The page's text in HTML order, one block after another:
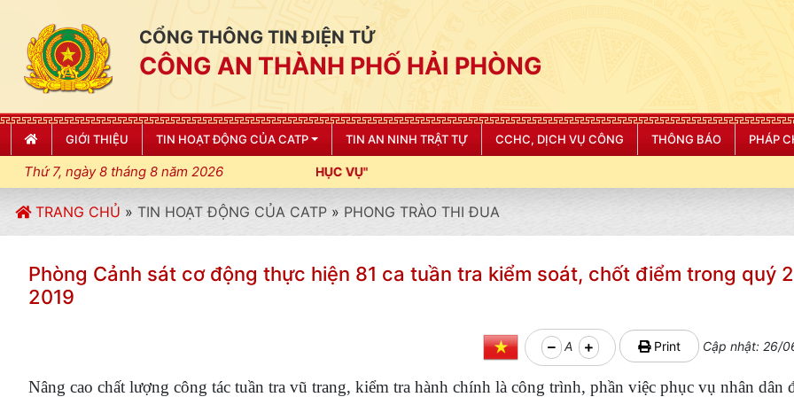
CỔNG THÔNG TIN ĐIỆN TỬ
CÔNG AN THÀNH PHỐ HẢI PHÒNG
GIỚI THIỆU TIN HOẠT ĐỘNG CỦA CATP TIN AN NINH TRẬT TỰ CCHC, DỊCH VỤ CÔNG THÔNG BÁO PHÁP
Thứ 7, ngày 8 tháng 8 năm 2026
TRANG CHỦ » TIN HOẠT ĐỘNG CỦA CATP » PHONG TRÀO THI ĐUA
Phòng Cảnh sát cơ động thực hiện 81 ca tuần tra kiểm soát, chốt điểm trong quý
2019
A Print Cập nhật: 26/
Nâng cao chất lượng công tác tuần tra vũ trang, kiểm tra hành chính là công trình, phần việc phục vụ nhân dân